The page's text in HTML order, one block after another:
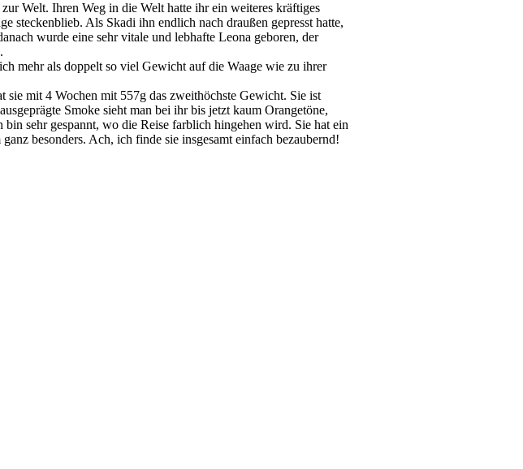
Welt. Ihren Weg in die Welt hatte ihr ein weiteres kräftiges
steckenblieb. Als Skadi ihn endlich nach draußen gepresst hatte,
wurde eine sehr vitale und lebhafte Leona geboren, der
mehr als doppelt so viel Gewicht auf die Waage wie zu ihrer
mit 4 Wochen mit 557g das zweithöchste Gewicht. Sie ist
Smoke sieht man bei ihr bis jetzt kaum Orangetöne,
sehr gespannt, wo die Reise farblich hingehen wird. Sie hat ein
besonders. Ach, ich finde sie insgesamt einfach bezaubernd!